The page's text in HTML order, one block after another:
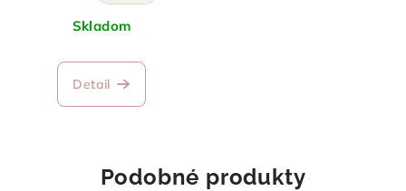
Skladom
Detail
Podobné produkty